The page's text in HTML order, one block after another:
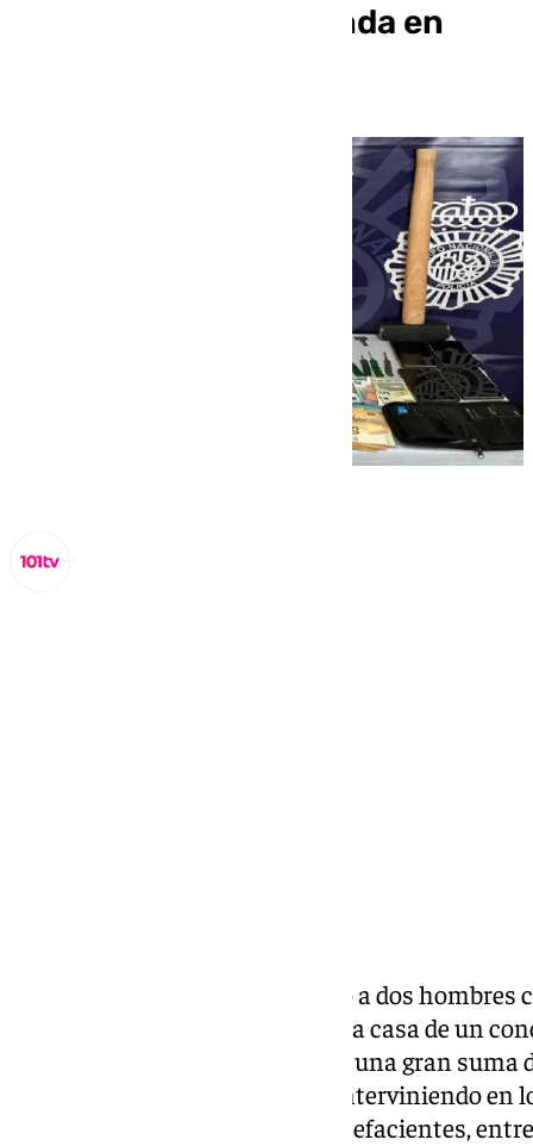
conocido en su vivienda en
ha detenido a dos
un delito de robo con fuerza en la casa de un
sustrajeron una caja fuerte con una gran suma
delito contra la salud pública, interviniendo en
más de dos kilogramos de estupefacientes,